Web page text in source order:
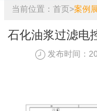
当前位置： 首页>案例
石化油浆过滤电
发布时间：